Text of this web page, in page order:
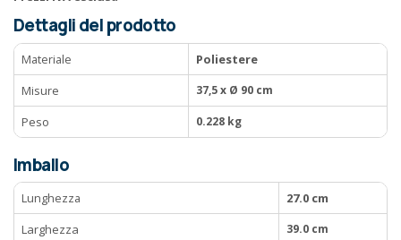
Dettagli del prodotto
Materiale
Poliestere
Misure
37,5 x Ø 90 cm
Peso 0.228 kg
Imballo
Lunghezza
27.0 cm
Larghezza
39.0 cm